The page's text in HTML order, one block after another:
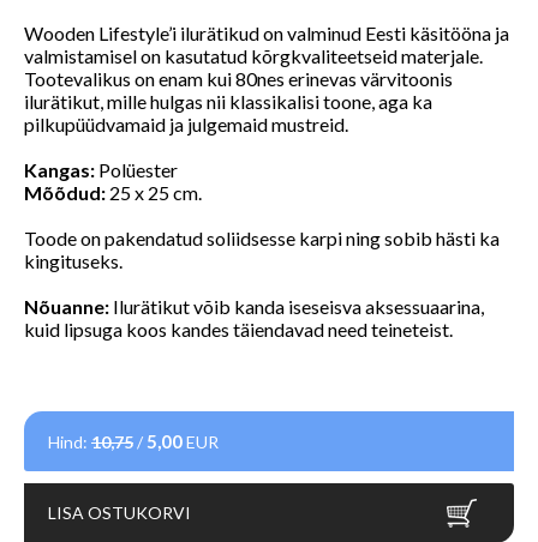
Wooden Lifestyle’i ilurätikud on valminud Eesti käsitööna ja
valmistamisel on kasutatud kõrgkvaliteetseid materjale.
Tootevalikus on enam kui 80nes erinevas värvitoonis
ilurätikut, mille hulgas nii klassikalisi toone, aga ka
pilkupüüdvamaid ja julgemaid mustreid.
Kangas: Polüester
Mõõdud: 25 x 25 cm.
Toode on pakendatud soliidsesse karpi ning sobib hästi ka
kingituseks.
Nõuanne: Ilurätikut võib kanda iseseisva aksessuaarina,
kuid lipsuga koos kandes täiendavad need teineteist.
Hind: 10,75/ 5,00EUR
LISA OSTUKORVI